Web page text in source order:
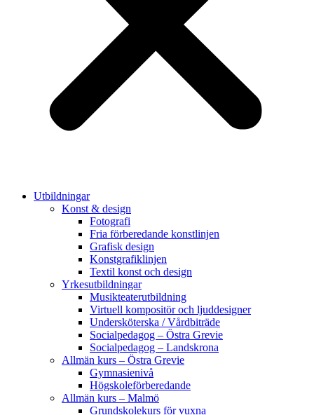
Utbildningar
Konst & design
Fotografi
Fria förberedande konstlinjen
Grafisk design
Konstgrafiklinjen
Textil konst och design
Yrkesutbildningar
Musikteaterutbildning
Virtuell kompositör och ljuddesigner
Undersköterska / Vårdbiträde
Socialpedagog – Östra Grevie
Socialpedagog – Landskrona
Allmän kurs – Östra Grevie
Gymnasienivå
Högskoleförberedande
Allmän kurs – Malmö
Grundskolekurs för vuxna